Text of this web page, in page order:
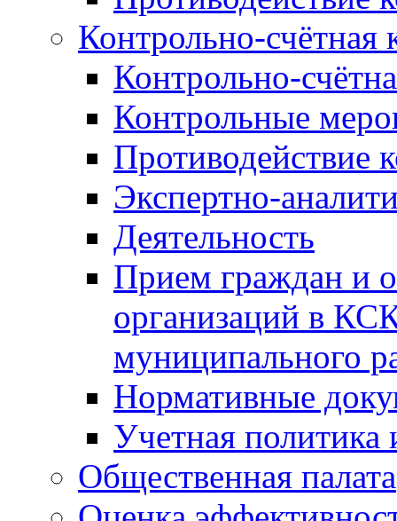
Контрольно-счётная
Контрольно-
Контрольные
Противодействие
Экспертно-
Деятельность
Прием граждан и
организаций в
муниципального
Нормативные
Учетная политика
Общественная палата